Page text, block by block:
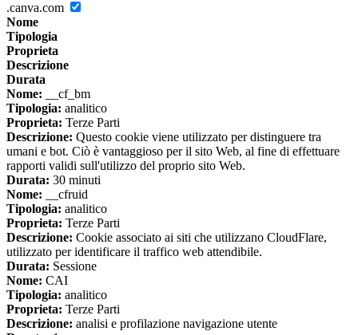
.canva.com
Nome
Tipologia
Proprieta
Descrizione
Durata
Nome: __cf_bm
Tipologia: analitico
Proprieta: Terze Parti
Descrizione: Questo cookie viene utilizzato per distinguere tra
umani e bot. Ciò è vantaggioso per il sito Web, al fine di effettuare
rapporti validi sull'utilizzo del proprio sito Web.
Durata: 30 minuti
Nome: __cfruid
Tipologia: analitico
Proprieta: Terze Parti
Descrizione: Cookie associato ai siti che utilizzano CloudFlare,
utilizzato per identificare il traffico web attendibile.
Durata: Sessione
Nome: CAI
Tipologia: analitico
Proprieta: Terze Parti
Descrizione: analisi e profilazione navigazione utente